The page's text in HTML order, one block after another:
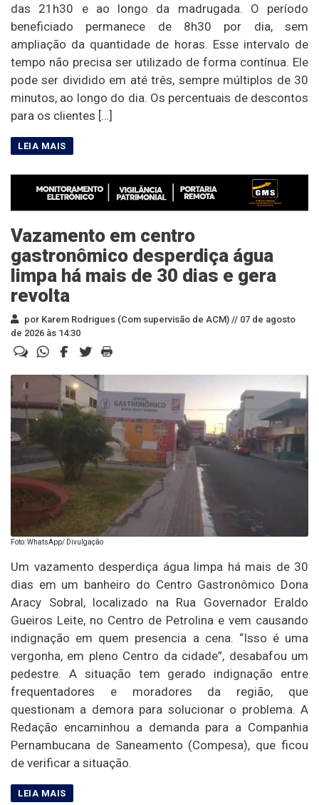
das 21h30 e ao longo da madrugada. O período
beneficiado permanece de 8h30 por dia, sem
ampliação da quantidade de horas. Esse intervalo de
tempo não precisa ser utilizado de forma contínua. Ele
pode ser dividido em até três, sempre múltiplos de 30
minutos, ao longo do dia. Os percentuais de descontos
para os clientes […]
Vazamento em centro
gastronômico desperdiça água
limpa há mais de 30 dias e gera
revolta
por Karem Rodrigues (Com supervisão de ACM) // 07 de agosto
de 2026 às 14:30
Foto: WhatsApp/ Divulgação
Um vazamento desperdiça água limpa há mais de 30
dias em um banheiro do Centro Gastronômico Dona
Aracy Sobral, localizado na Rua Governador Eraldo
Gueiros Leite, no Centro de Petrolina e vem causando
indignação em quem presencia a cena. “Isso é uma
vergonha, em pleno Centro da cidade”, desabafou um
pedestre. A situação tem gerado indignação entre
frequentadores e moradores da região, que
questionam a demora para solucionar o problema. A
Redação encaminhou a demanda para a Companhia
Pernambucana de Saneamento (Compesa), que ficou
de verificar a situação.